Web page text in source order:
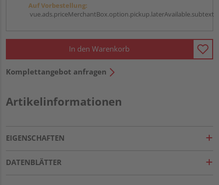
Auf Vorbestellung:
vue.ads.priceMerchantBox.option.pickup.laterAvailable.subtext
In den Warenkorb
Komplettangebot anfragen
Artikelinformationen
EIGENSCHAFTEN
DATENBLÄTTER